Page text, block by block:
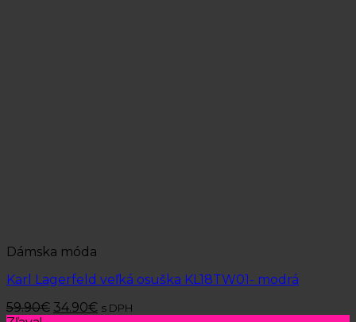
Dámska móda
Karl Lagerfeld veľká osuška KL18TW01- modrá
59.90€ 34.90€ s DPH